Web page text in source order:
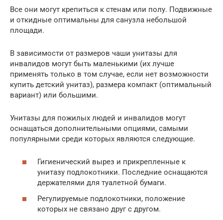
Все они могут крепиться к стенам или полу. Подвижные
и откидные оптимальны для санузла небольшой
площади.
В зависимости от размеров чаши унитазы для
инвалидов могут быть маленькими (их лучше
применять только в том случае, если нет возможности
купить детский унитаз), размера компакт (оптимальный
вариант) или большими.
Унитазы для пожилых людей и инвалидов могут
оснащаться дополнительными опциями, самыми
популярными среди которых являются следующие.
Гигиенический вырез и прикрепленные к
унитазу подлокотники. Последние оснащаются
держателями для туалетной бумаги.
Регулируемые подлокотники, положение
которых не связано друг с другом.